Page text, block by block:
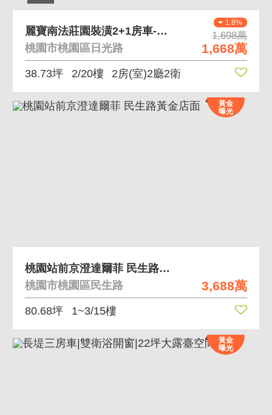
1.8%
1,698萬
1,668萬
麗寶南法莊園裝潢2+1房車-雙衛浴
桃園市桃園區日光路
38.73坪 2/20樓 2房(室)2廳2衛
黃金
曝光
3,688萬
桃園站前京澄達爾菲 民生路黃金店面
桃園市桃園區民生路
80.68坪 1~3/15樓
黃金
曝光